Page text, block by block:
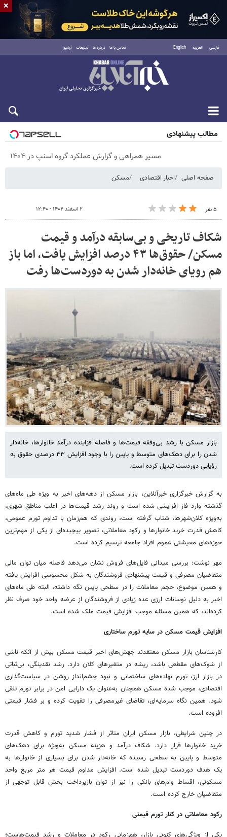
فارسی العربية English تماس با ما درباره ما تبلیغات آرشیو
پنجشنبه ۱۵ مرداد ۱۴۰۵
مطالب پیشنهادی
مسیر همراهی و گزارش عملکرد گروه اسنپ در ۱۴۰۴
صفحه اصلی اخبار اقتصادی مسکن
۵ نفر ۲ اسفند ۱۴۰۴ - ۱۲:۴۰
شکاف تاریخی و بی‌سابقه درآمد و قیمت
مسکن/ حقوق‌ها ۴۳ درصد افزایش یافت، اما باز
هم رویای خانه‌دار شدن به دوردست‌ها رفت
بازار مسکن با رشد بی‌وقفه قیمت‌ها و فاصله فزاینده درآمد خانوارها، خانه‌دار
شدن را برای دهک‌های متوسط و پایین را با وجود افزایش ۴۳ درصدی حقوق به
رؤیایی دوردست تبدیل کرده است.
به گزارش خبرگزاری خبرآنلاین، بازار مسکن از دهه‌های اخیر به ویژه طی ماه‌های
گذشته وارد فاز افزایشی شده است و روند رشد قیمت‌ها در اغلب مناطق شهری،
به‌ویژه کلان‌شهرها، شتاب گرفته است، روندی که هم‌زمان با تداوم تورم عمومی،
کاهش قدرت خرید خانوارها و رکود معاملاتی، تصویر پیچیده‌ای از یکی از مهم‌ترین
حوزه‌های معیشتی عموم افراد جامعه ترسیم کرده است.
مهر نوشت: بررسی میدانی فایل‌های فروش نشان می‌دهد فاصله میان توان مالی
متقاضیان مصرفی و قیمت پیشنهادی فروشندگان به شکل محسوسی افزایش یافته
و همین موضوع، حجم معاملات را در سطحی پایین نگه داشته، البته طی ماه‌های
اخیر به دلیل نوسانات ارزی عده زیادی از فروشندگان از عرضه واحد خود صرف نظر
کرده‌اند، که همین مسئله موجب افزایش قیمت ملک شده است.
افزایش قیمت مسکن در سایه تورم ساختاری
کارشناسان بازار مسکن معتقدند جهش‌های اخیر قیمت مسکن بیش از آنکه ناشی
از شوک‌های مقطعی باشد، ریشه در متغیرهای کلان دارد. رشد نقدینگی، بی‌ثباتی
در بازار ارز، تورم نهاده‌های ساختمانی و نبود چشم‌انداز روشن در سیاست‌گذاری
اقتصادی، موجب شده مسکن همچنان به‌عنوان یک دارایی امن در برابر تورم تلقی
شود. همین نگاه سرمایه‌ای، تقاضای غیرمصرفی را تقویت کرده و بر فشار قیمتی
افزوده است.
در چنین شرایطی، بازار مسکن ایران متاثر از فشار شدید تورم و کاهش قدرت
خرید خانوارها قرار دارد. شکاف درآمد و هزینه مسکن به‌ویژه برای دهک‌های
متوسط و پایین به سطحی رسیده که خانه‌دار شدن برای بسیاری از خانوارها به
یک هدف دوردست تبدیل شده است. افزایش مداوم قیمت هر متر مربع واحد
مسکونی، اقساط وام‌های بانکی را نیز از توان بازپرداخت بخش قابل توجهی از
متقاضیان خارج کرده است.
رکود معاملاتی در کنار تورم قیمتی
یکی از ویژگی‌های کنونی بازار، هم‌زمانی رکود در معاملات و رشد قیمت‌هاست؛
×